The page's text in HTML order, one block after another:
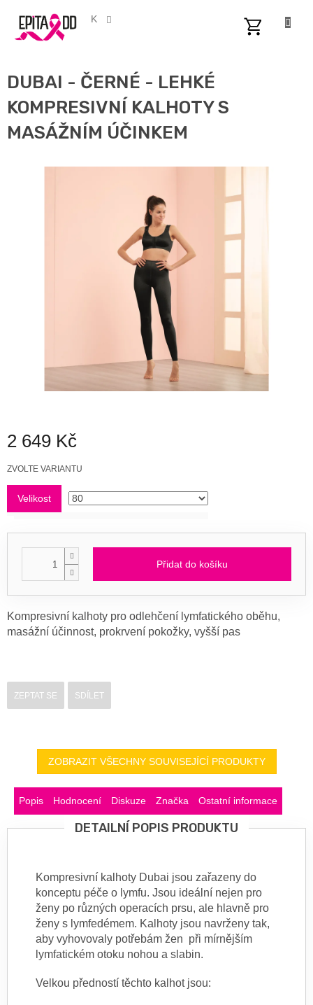
obsah
CZK
DUBAI - ČERNÉ - LEHKÉ
KOMPRESIVNÍ KALHOTY S
MASÁŽNÍM ÚČINKEM
2 649 Kč
Měrná
ZVOLTE VARIANTU
Velikost
Přidat do košíku
Kompresivní kalhoty pro odlehčení lymfatického oběhu,
masážní účinnost, prokrvení pokožky, vyšší pas
ZEPTAT SE SDÍLET
ZOBRAZIT VŠECHNY SOUVISEJÍCÍ PRODUKTY
Popis Hodnocení Diskuze Značka Ostatní informace
DETAILNÍ POPIS PRODUKTU
Kompresivní kalhoty Dubai jsou zařazeny do
konceptu péče o lymfu. Jsou ideální nejen pro
ženy po různých operacích prsu, ale hlavně pro
ženy s lymfedémem. Kalhoty jsou navrženy tak,
aby vyhovovaly potřebám žen při mírnějším
lymfatickém otoku nohou a slabin.
Velkou předností těchto kalhot jsou: